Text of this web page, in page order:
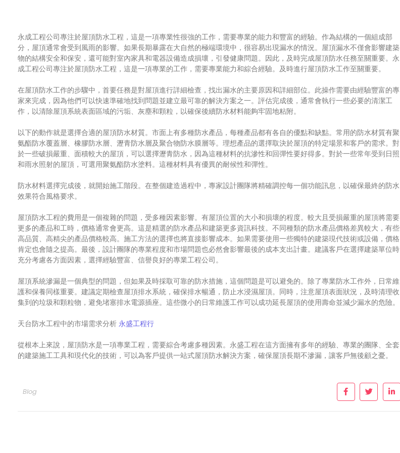
永成工程公司專注於屋頂防水工程，這是一項專業性很強的工作，需要專業的能力和豐富的經驗。作為結構的一個組成部
分，屋頂通常會受到風雨的影響。如果長期暴露在大自然的極端環境中，很容易出現漏水的情況。屋頂漏水不僅會影響建築
物的結構安全和保安，還可能對室內家具和電器設備造成損壞，引發健康問題。因此，及時完成屋頂防水任務至關重要。永
成工程公司專注於屋頂防水工程，這是一項專業的工作，需要專業能力和綜合經驗。及時進行屋頂防水工作至關重要。
在屋頂防水工作的步驟中，首要任務是對屋頂進行詳細檢查，找出漏水的主要原因和詳細部位。此操作需要由經驗豐富的專
家來完成，因為他們可以快速準確地找到問題並建立最可靠的解決方案之一。評估完成後，通常會執行一些必要的清潔工
作，以清除屋頂系統表面區域的污垢、灰塵和顆粒，以確保後續防水材料能夠牢固地粘附。
以下的動作就是選擇合適的屋頂防水材質。市面上有多種防水產品，每種產品都有各自的優點和缺點。常用的防水材質有聚
氨酯防水覆蓋層、橡膠防水層、瀝青防水層及聚合物防水膜層等。理想產品的選擇取決於屋頂的特定場景和客戶的需求。對
於一些破損嚴重、面積較大的屋頂，可以選擇瀝青防水，因為這種材料的抗滲性和回彈性要好得多。對於一些常年受到日照
和雨水照射的屋頂，可選用聚氨酯防水塗料。這種材料具有優異的耐候性和彈性。
防水材料選擇完成後，就開始施工階段。在整個建造過程中，專家設計團隊將精確調控每一個功能訊息，以確保最終的防水
效果符合風格要求。
屋頂防水工程的費用是一個複雜的問題，受多種因素影響。有屋頂位置的大小和損壞的程度。較大且受損嚴重的屋頂將需要
更多的產品和工時，價格通常會更高。這是精選的防水產品和建築更多資訊科技。不同種類的防水產品價格差異較大，有些
高品質、高精尖的產品價格較高。施工方法的選擇也將直接影響成本。如果需要使用一些獨特的建築現代技術或設備，價格
肯定也會隨之提高。最後，設計團隊的專業程度和市場問題也必然會影響最後的成本支出計畫。建議客戶在選擇建築單位時
充分考慮各方面因素，選擇經驗豐富、信譽良好的專業工程公司。
屋頂系統滲漏是一個典型的問題，但如果及時採取可靠的防水措施，這個問題是可以避免的。除了專業防水工作外，日常維
護和保養同樣重要。建議定期檢查屋頂排水系統，確保排水暢通，防止水浸濕屋頂。同時，注意屋頂表面狀況，及時清理收
集到的垃圾和顆粒物，避免堵塞排水電源插座。這些微小的日常維護工作可以成功延長屋頂的使用壽命並減少漏水的危險。
天台防水工程中的市場需求分析 永盛工程行
從根本上來說，屋頂防水是一項專業工程，需要綜合考慮多種因素。永盛工程在這方面擁有多年的經驗、專業的團隊、全套
的建築施工工具和現代化的技術，可以為客戶提供一站式屋頂防水解決方案，確保屋頂長期不滲漏，讓客戶無後顧之憂。
Blog